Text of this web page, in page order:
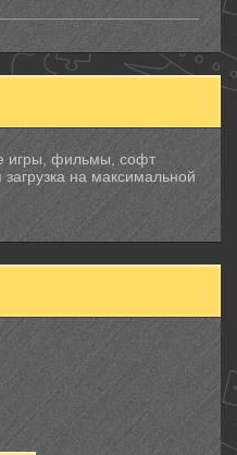
игры, фильмы, софт
загрузка на максимальной